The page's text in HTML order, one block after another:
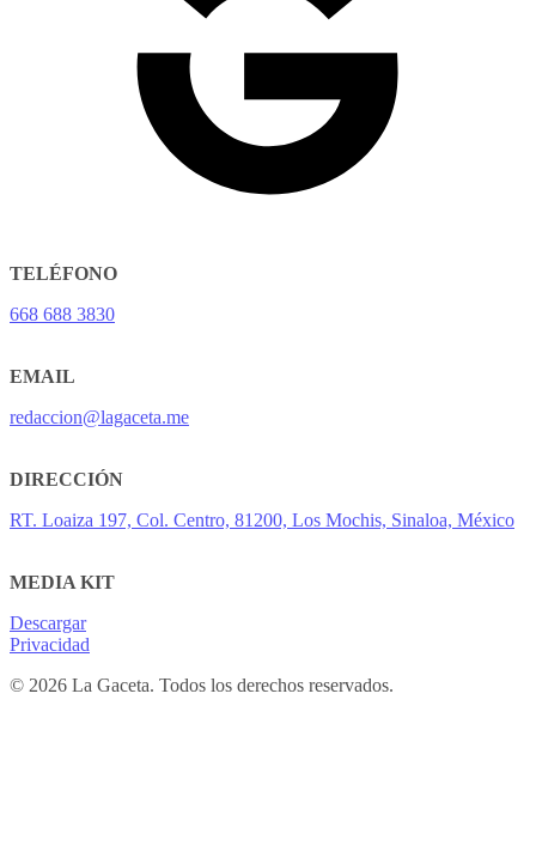
TELÉFONO
668 688 3830
EMAIL
redaccion@lagaceta.me
DIRECCIÓN
RT. Loaiza 197, Col. Centro, 81200, Los Mochis, Sinaloa, México
MEDIA KIT
Descargar
Privacidad
© 2026 La Gaceta. Todos los derechos reservados.